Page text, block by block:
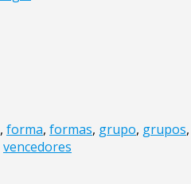
, forma, formas, grupo, grupos,
vencedores